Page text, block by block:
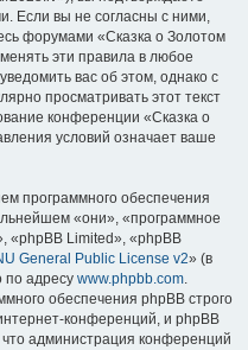
Если вы не согласны с ними,
форумами «Сказка о Золотом
эти правила в любое
вас об этом, однако с
просматривать этот текст
конференции «Сказка о
условий означает ваше
программного обеспечения
«они», «программное
«phpBB Limited», «phpBB
General Public License v2» (в
по адресу www.phpbb.com.
обеспечения phpBB строго
конференций, и phpBB
что администрация конференций